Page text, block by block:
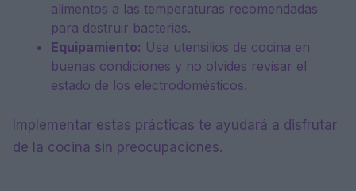
alimentos a las temperaturas recomendadas
para destruir bacterias.
Equipamiento: Usa utensilios de cocina en
buenas condiciones y no olvides revisar el
estado de los electrodomésticos.
Implementar estas prácticas te ayudará a disfrutar
de la cocina sin preocupaciones.